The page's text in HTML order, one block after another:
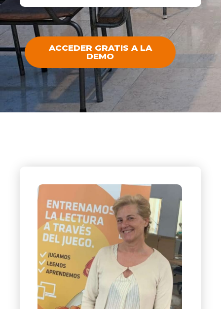
ACCEDER GRATIS A LA
DEMO